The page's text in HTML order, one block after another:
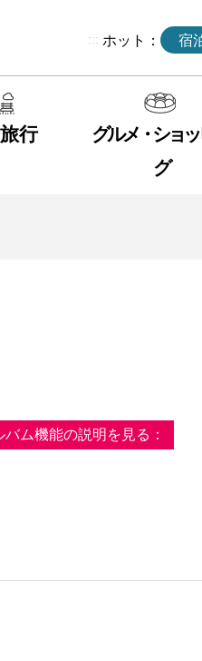
::: ホット： 宿
行
グルメ・ショ
グ
ム機能の説明を見る：